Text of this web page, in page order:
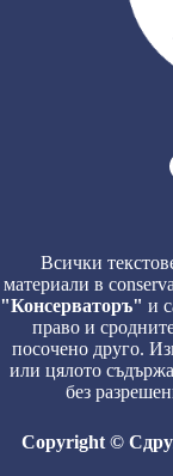
Всички
материали в
"Консерваторъ" и
право и
посочено друго.
или цялото
без
Copyright ©